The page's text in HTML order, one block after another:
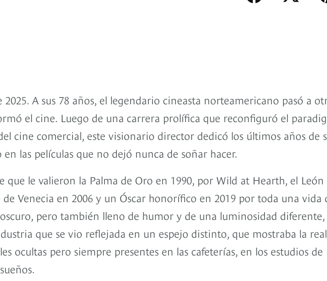
A sus 78 años, el legendario cineasta norteamericano pasó a
el cine. Luego de una carrera prolífica que reconfiguró el
cine comercial, este visionario director dedicó los últimos años de
las películas que no dejó nunca de soñar hacer.
que le valieron la Palma de Oro en 1990, por Wild at Hearth, el
Venecia en 2006 y un Óscar honorífico en 2019 por toda una vida
pero también lleno de humor y de una luminosidad diferente,
que se vio reflejada en un espejo distinto, que mostraba la
ocultas pero siempre presentes en las cafeterías, en los estudios de